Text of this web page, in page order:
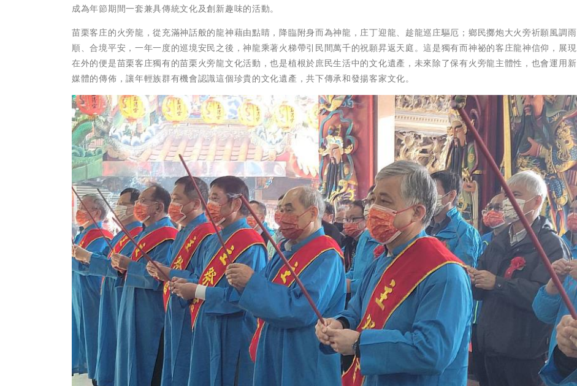
成為年節期間一套兼具傳統文化及創新趣味的活動。
苗栗客庄的火旁龍，從充滿神話般的龍神藉由點睛，降臨附身而為神龍，庄丁迎龍、趁龍巡庄驅厄；鄉民擲炮大火旁祈願風調雨
順、合境平安，一年一度的巡境安民之後，神龍乘著火梯帶引民間萬千的祝願昇返天庭。這是獨有而神祕的客庄龍神信仰，展現
在外的便是苗栗客庄獨有的苗栗火旁龍文化活動，也是植根於庶民生活中的文化遺產，未來除了保有火旁龍主體性，也會運用新
媒體的傳佈，讓年輕族群有機會認識這個珍貴的文化遺產，共下傳承和發揚客家文化。